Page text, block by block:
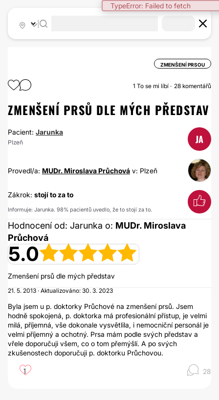
TypeError: Failed to fetch
ZMENŠENÍ PRSOU
1 To se mi líbí 28 komentářů
ZMENŠENÍ PRSŮ DLE MÝCH PŘEDSTAV
Pacient: Jarunka
Plzeň JA
Provedl/a: MUDr. Miroslava Průchová v: Plzeň
Zákrok: stojí to za to
Informuje: Jarunka. 98% pacientů uvedlo, že to stojí za to.
Hodnocení od: Jarunka o: MUDr. Miroslava
Průchová
5.0
Zmenšení prsů dle mých představ
21. 5. 2013 · Aktualizováno: 30. 3. 2023
Byla jsem u p. doktorky Průchové na zmenšení prsů. Jsem
hodně spokojená, p. doktorka má profesionální přístup, je velmi
milá, příjemná, vše dokonale vysvětlila, i nemocniční personál je
velmi příjemný a ochotný. Prsa mám podle svých představ a
vřele doporučuji všem, co o tom přemýšlí. A po svých
zkušenostech doporučuji p. doktorku Průchovou.
1 28